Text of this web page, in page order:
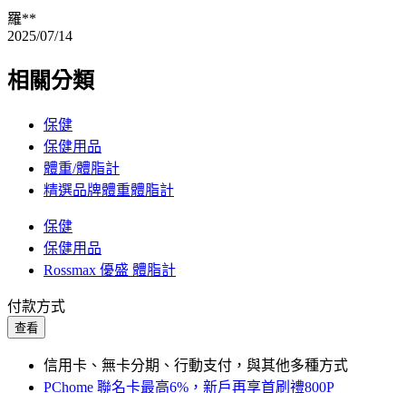
羅**
2025/07/14
相關分類
保健
保健用品
體重/體脂計
精選品牌體重體脂計
保健
保健用品
Rossmax 優盛 體脂計
付款方式
查看
信用卡、無卡分期、行動支付，與其他多種方式
PChome 聯名卡最高6%，新戶再享首刷禮800P